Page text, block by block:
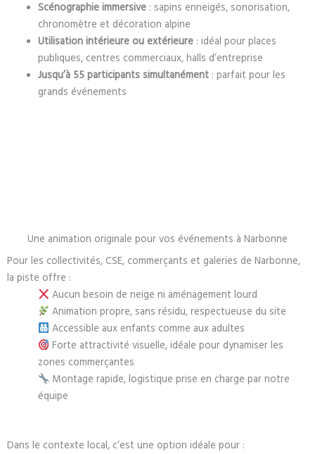
Scénographie immersive: sapins enneigés, sonorisation,
chronomètre et décoration alpine
Utilisation intérieure ou extérieure: idéal pour places
publiques, centres commerciaux, halls d’entreprise
Jusqu’à 55 participants simultanément: parfait pour les
grands événements
Une animation originale pour vos événements à Narbonne
Pour les collectivités, CSE, commerçants et galeries de Narbonne,
la piste offre :
Aucun besoin de neige ni aménagement lourd
Animation propre, sans résidu, respectueuse du site
Accessible aux enfants comme aux adultes
Forte attractivité visuelle, idéale pour dynamiser les
zones commerçantes
Montage rapide, logistique prise en charge par notre
équipe
Dans le contexte local, c’est une option idéale pour :